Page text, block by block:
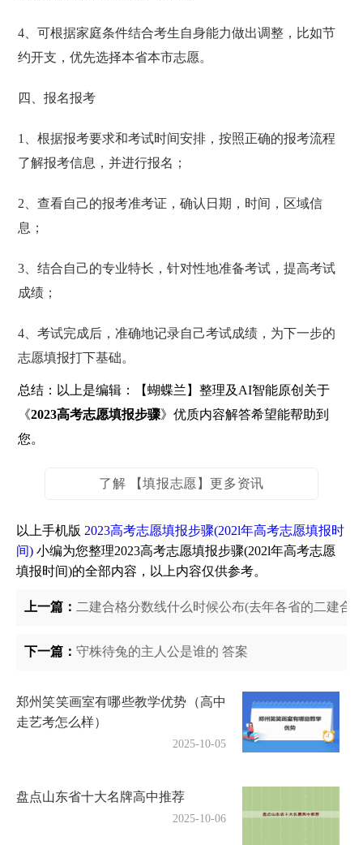
4、可根据家庭条件结合考生自身能力做出调整，比如节
约开支，优先选择本省本市志愿。
四、报名报考
1、根据报考要求和考试时间安排，按照正确的报考流程
了解报考信息，并进行报名；
2、查看自己的报考准考证，确认日期，时间，区域信
息；
3、结合自己的专业特长，针对性地准备考试，提高考试
成绩；
4、考试完成后，准确地记录自己考试成绩，为下一步的
志愿填报打下基础。
总结：以上是编辑：【蝴蝶兰】整理及AI智能原创关于
《2023高考志愿填报步骤》优质内容解答希望能帮助到
您。
了解 【填报志愿】更多资讯
以上手机版 2023高考志愿填报步骤(202l年高考志愿填报时
间) 小编为您整理2023高考志愿填报步骤(202l年高考志愿
填报时间)的全部内容，以上内容仅供参考。
上一篇： 二建合格分数线什么时候公布(去年各省的二建合
下一篇： 守株待兔的主人公是谁的 答案
郑州笑笑画室有哪些教学优势（高中
走艺考怎么样）
2025-10-05
盘点山东省十大名牌高中推荐
2025-10-06